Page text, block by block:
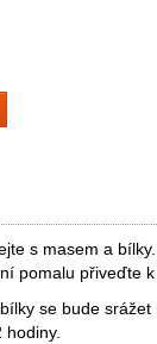
s masem a
pomalu přiveďte
se bude
hodiny.